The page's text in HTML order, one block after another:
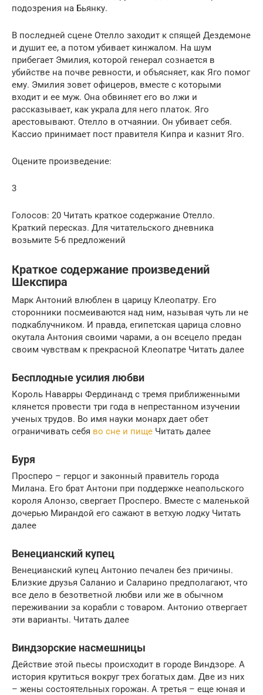
подозрения на Бьянку.
В последней сцене Отелло заходит к спящей Дездемоне
и душит ее, а потом убивает кинжалом. На шум
прибегает Эмилия, которой генерал сознается в
убийстве на почве ревности, и объясняет, как Яго помог
ему. Эмилия зовет офицеров, вместе с которыми
входит и ее муж. Она обвиняет его во лжи и
рассказывает, как украла для него платок. Яго
арестовывают. Отелло в отчаянии. Он убивает себя.
Кассио принимает пост правителя Кипра и казнит Яго.
Оцените произведение:
3
Голосов: 20 Читать краткое содержание Отелло.
Краткий пересказ. Для читательского дневника
возьмите 5-6 предложений
Краткое содержание произведений
Шекспира
Марк Антоний влюблен в царицу Клеопатру. Его
сторонники посмеиваются над ним, называя чуть ли не
подкаблучником. И правда, египетская царица словно
окутала Антония своими чарами, а он всецело предан
своим чувствам к прекрасной Клеопатре Читать далее
Бесплодные усилия любви
Король Наварры Фердинанд с тремя приближенными
клянется провести три года в непрестанном изучении
ученых трудов. Во имя науки монарх дает обет
ограничивать себя во сне и пище Читать далее
Буря
Просперо – герцог и законный правитель города
Милана. Его брат Антони при поддержке неапольского
короля Алонзо, свергает Просперо. Вместе с маленькой
дочерью Мирандой его сажают в ветхую лодку Читать
далее
Венецианский купец
Венецианский купец Антонио печален без причины.
Близкие друзья Саланио и Саларино предполагают, что
все дело в безответной любви или же в обычном
переживании за корабли с товаром. Антонио отвергает
эти варианты. Читать далее
Виндзорские насмешницы
Действие этой пьесы происходит в городе Виндзоре. А
история крутиться вокруг трех богатых дам. Две из них
– жены состоятельных горожан. А третья – еще юная и